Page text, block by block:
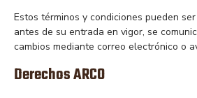
Estos términos y condiciones pueden
antes de su entrada en vigor, se
cambios mediante correo electrónico o
Derechos ARCO